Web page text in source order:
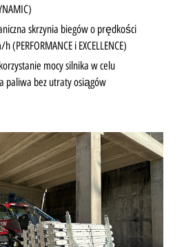
skrzynia biegów o prędkości
i EXCELLENCE)
mocy silnika w celu
paliwa bez utraty osiągów